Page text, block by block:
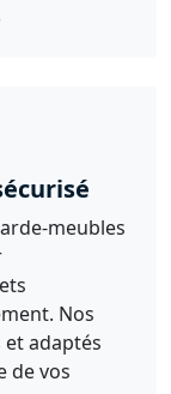
meubles
Nos
et adaptés
de vos